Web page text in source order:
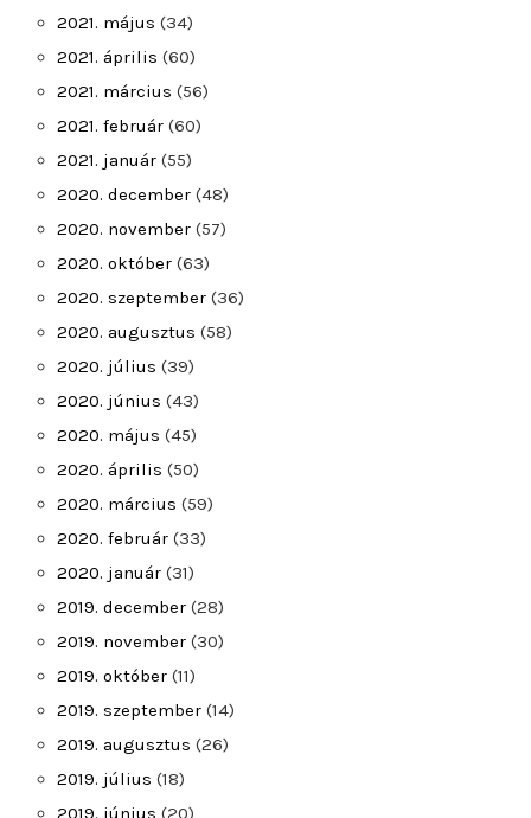
2021. május (34)
2021. április (60)
2021. március (56)
2021. február (60)
2021. január (55)
2020. december (48)
2020. november (57)
2020. október (63)
2020. szeptember (36)
2020. augusztus (58)
2020. július (39)
2020. június (43)
2020. május (45)
2020. április (50)
2020. március (59)
2020. február (33)
2020. január (31)
2019. december (28)
2019. november (30)
2019. október (11)
2019. szeptember (14)
2019. augusztus (26)
2019. július (18)
2019. június (20)